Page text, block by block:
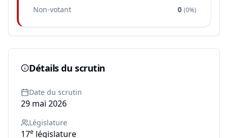
Non-votant 0 (0%)
Détails du scrutin
Date du scrutin
29 mai 2026
Législature
17e législature